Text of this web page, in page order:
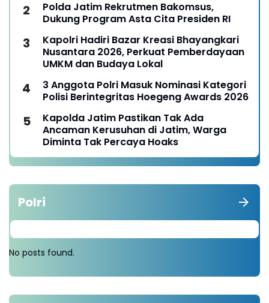
Polda Jatim Rekrutmen Bakomsus,
Dukung Program Asta Cita Presiden RI
Kapolri Hadiri Bazar Kreasi Bhayangkari
Nusantara 2026, Perkuat Pemberdayaan
UMKM dan Budaya Lokal
3 Anggota Polri Masuk Nominasi Kategori
Polisi Berintegritas Hoegeng Awards 2026
Kapolda Jatim Pastikan Tak Ada
Ancaman Kerusuhan di Jatim, Warga
Diminta Tak Percaya Hoaks
Polri
No posts found.